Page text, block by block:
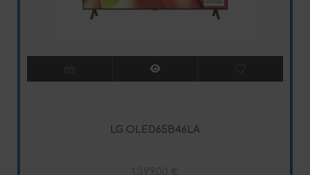
LG OLED65B46LA
1.399,00 €